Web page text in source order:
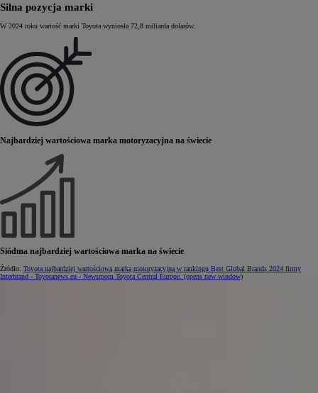
Silna pozycja marki
W 2024 roku wartość marki Toyota wyniosła 72,8 miliarda dolarów.
Najbardziej wartościowa marka motoryzacyjna na świecie
Siódma najbardziej wartościowa marka na świecie
Źródło: Toyota najbardziej wartościową marką motoryzacyjną w rankingu Best Global Brands 2024 firmy
Interbrand - Toyotanews.eu - Newsroom Toyota Central Europe. (opens new window)